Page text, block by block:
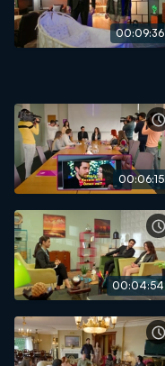
00:09:36
00:06:15
00:04:54